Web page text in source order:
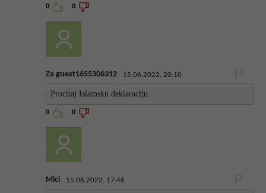
0 0
Za guest1655306312 15.06.2022. 20:10
Procitaj Islamsku deklaraciju.
0 0
Mici 15.06.2022. 17:46